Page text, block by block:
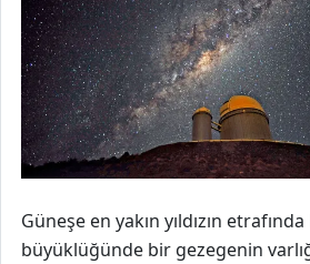
Güneşe en yakın yıldızın
büyüklüğünde bir gezegenin